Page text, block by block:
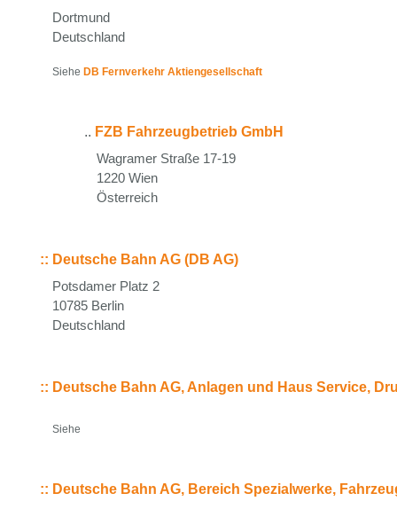
Dortmund
Deutschland
Siehe DB Fernverkehr Aktiengesellschaft
.. FZB Fahrzeugbetrieb GmbH
Wagramer Straße 17-19
1220 Wien
Österreich
:: Deutsche Bahn AG (DB AG)
Potsdamer Platz 2
10785 Berlin
Deutschland
:: Deutsche Bahn AG, Anlagen und Haus Service,
Siehe
:: Deutsche Bahn AG, Bereich Spezialwerke,